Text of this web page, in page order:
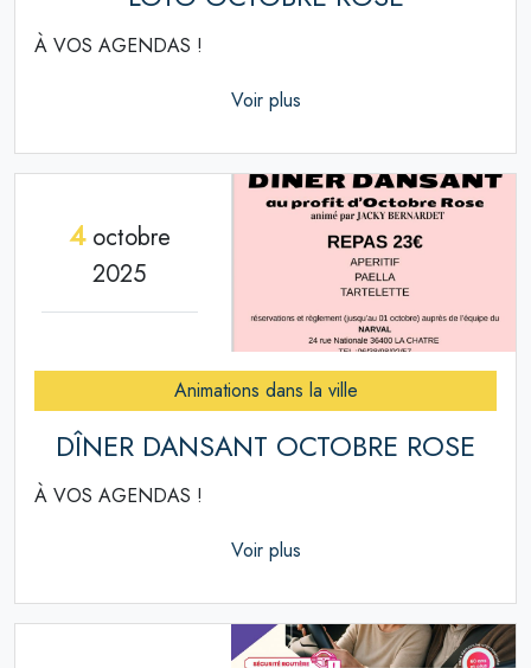
À VOS AGENDAS !
Voir plus
4octobre
2025
Animations dans la ville
DÎNER DANSANT OCTOBRE ROSE
À VOS AGENDAS !
Voir plus